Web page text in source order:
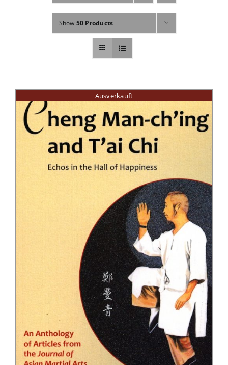
Fachbücher
Poster, Karten, Medien
Abo
Show 50 Products
Ausverkauft